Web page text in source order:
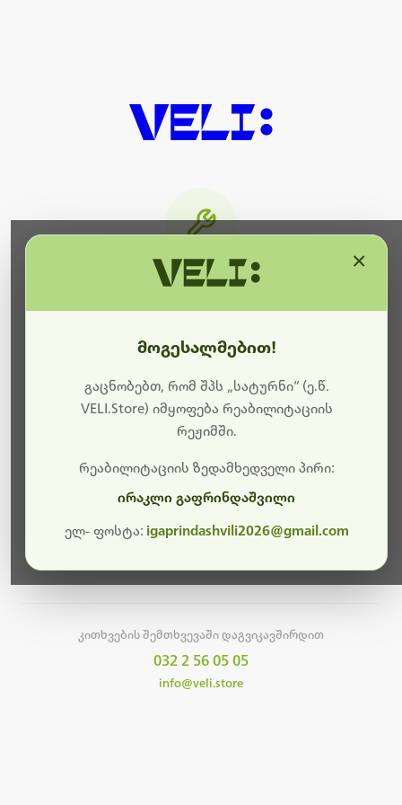
ბოდიშს გიხდით შეფერხებისთვის. ამჟამად
მიმდინარეობს საიტის განახლება და ტექნიკური
სამუშაოები.
მალე ისევ ხელმისაწვდომი იქნება. გმადლობთ
კითხვების შემთხვევაში დაგვიკავშირდით
032 2 56 05 05
info@veli.store
მოგესალმებით!
გაცნობებთ, რომ შპს „სატურნი“ (ე.წ.
VELI.Store) იმყოფება რეაბილიტაციის
რეჟიმში.
რეაბილიტაციის ზედამხედველი პირი:
ირაკლი გაფრინდაშვილი
ელ- ფოსტა: igaprindashvili2026@gmail.com
×